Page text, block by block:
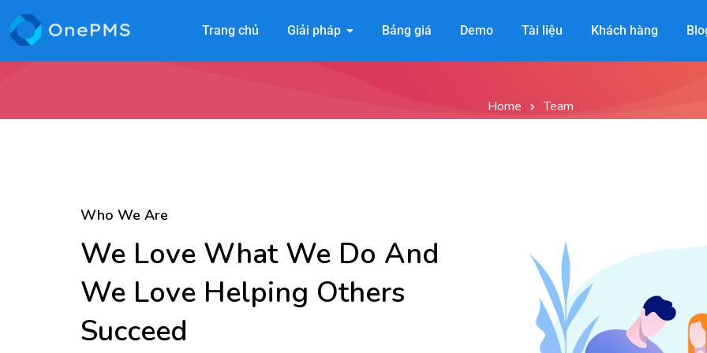
Trang chủ Giải pháp Bảng giá Demo Tài liệu Khách hàng
Team Members
Home Team
Who We Are
We Love What We Do And
We Love Helping Others
Succeed